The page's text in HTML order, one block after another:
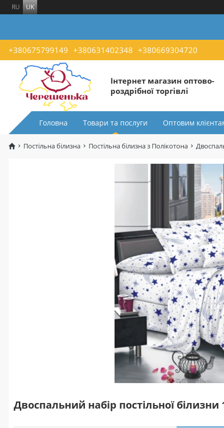
RU UK
+380675799149 +380631402348 +380669304720
Інтернет магазин оптово-
роздрібної торгівлі
Головна Товари та послуги Оптовим
Постільна білизна Постільна білизна з Полікотона
Двоспальний набір постільної